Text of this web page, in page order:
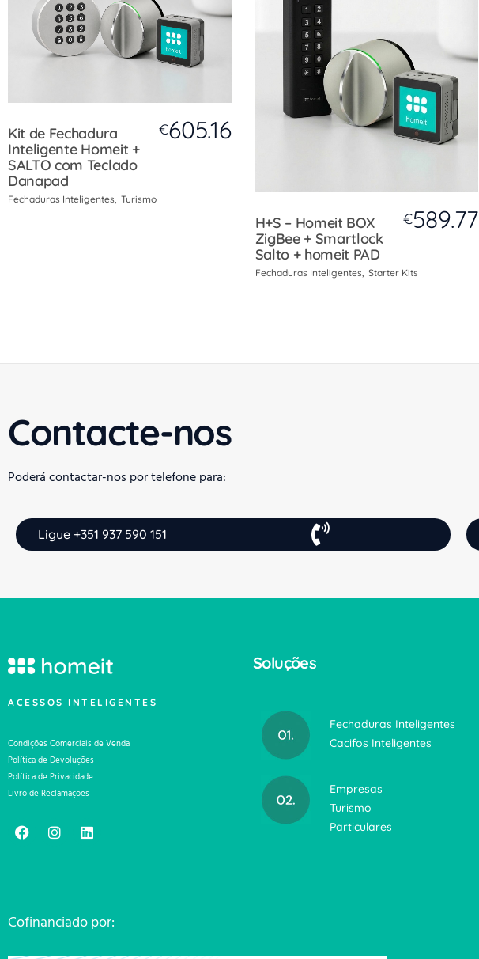
Kit de Fechadura
Inteligente Homeit +
SALTO com Teclado
Danapad
€605.16
Fechaduras Inteligentes Turismo
H+S – Homeit BOX
ZigBee + Smartlock
Salto + homeit PAD
€589.77
Fechaduras Inteligentes Starter Kits
Contacte-nos
Poderá contactar-nos por telefone para:
Ligue +351 937 590 151
ACESSOS INTELIGENTES
Condições Comerciais de Venda
Política de Devoluções
Política de Privacidade
Livro de Reclamações
Soluções
Fechaduras Inteligentes
Cacifos Inteligentes
Empresas
Turismo
Particulares
Cofinanciado por: